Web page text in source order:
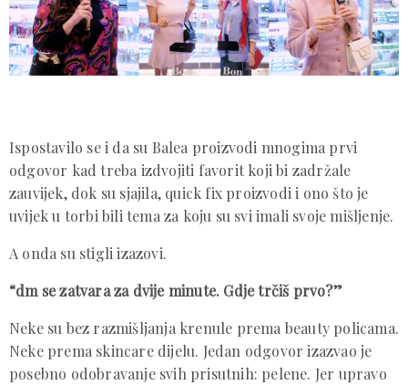
Ispostavilo se i da su Balea proizvodi mnogima prvi
odgovor kad treba izdvojiti favorit koji bi zadržale
zauvijek, dok su sjajila, quick fix proizvodi i ono što je
uvijek u torbi bili tema za koju su svi imali svoje mišljenje.
A onda su stigli izazovi.
“dm se zatvara za dvije minute. Gdje trčiš prvo?”
Neke su bez razmišljanja krenule prema beauty policama.
Neke prema skincare dijelu. Jedan odgovor izazvao je
posebno odobravanje svih prisutnih: pelene. Jer upravo